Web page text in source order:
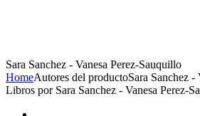
Sara Sanchez - Vanesa Perez-Sauquillo
HomeAutores del productoSara Sanchez -
Libros por Sara Sanchez - Vanesa Perez-